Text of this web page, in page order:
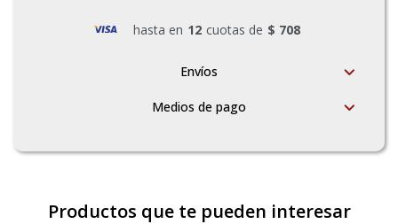
hasta en 12 cuotas de $ 708
Envíos
Medios de pago
Productos que te pueden interesar